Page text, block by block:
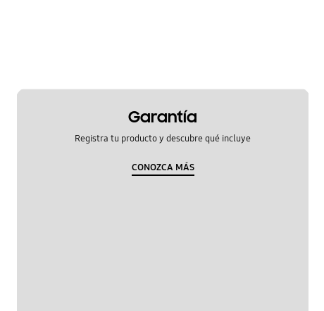
Multimedia
Garantía
Registra tu producto y descubre qué incluye
CONOZCA MÁS